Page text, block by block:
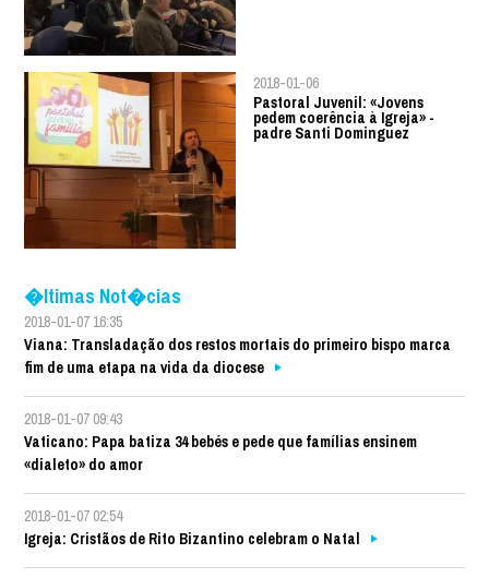
2018-01-06
Pastoral Juvenil: «Jovens
pedem coerência à Igreja» -
padre Santi Dominguez
�ltimas Not�cias
2018-01-07 16:35
Viana: Transladação dos restos mortais do primeiro bispo marca
fim de uma etapa na vida da diocese
2018-01-07 09:43
Vaticano: Papa batiza 34 bebés e pede que famílias ensinem
«dialeto» do amor
2018-01-07 02:54
Igreja: Cristãos de Rito Bizantino celebram o Natal